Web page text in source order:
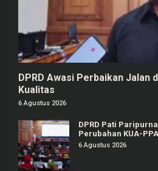
DPRD Awasi Perbaikan Jalan
Kualitas
6 Agustus 2026
DPRD Pati
Perubahan KUA-
6 Agustus 2026